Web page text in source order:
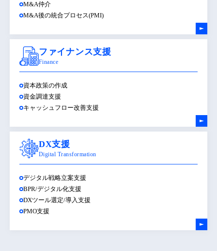
M&A仲介
M&A後の統合プロセス(PMI)
ファイナンス支援
Finance
資本政策の作成
資金調達支援
キャッシュフロー改善支援
DX支援
Digital Transformation
デジタル戦略立案支援
BPR/デジタル化支援
DXツール選定/導入支援
PMO支援